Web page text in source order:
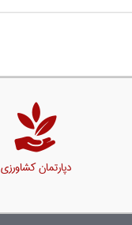
دپارتمان کشاورزی